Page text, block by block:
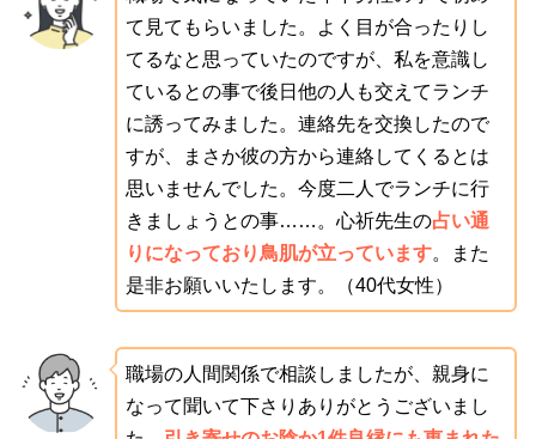
て見てもらいました。よく目が合ったりし
てるなと思っていたのですが、私を意識し
ているとの事で後日他の人も交えてランチ
に誘ってみました。連絡先を交換したので
すが、まさか彼の方から連絡してくるとは
思いませんでした。今度二人でランチに行
きましょうとの事……。心祈先生の占い通
りになっており鳥肌が立っています。また
是非お願いいたします。（40代女性）
職場の人間関係で相談しましたが、親身に
なって聞いて下さりありがとうございまし